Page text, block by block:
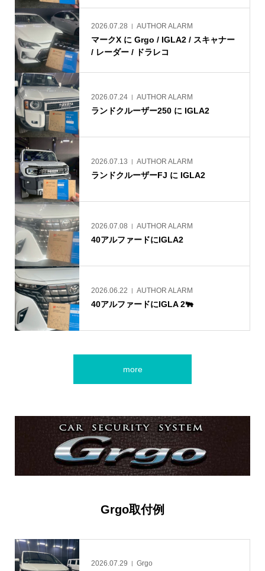
2026.07.28 AUTHOR ALARM
マークX に Grgo / IGLA2 / スキャナー
/ レーダー / ドラレコ
2026.07.24 AUTHOR ALARM
ランドクルーザー250 に IGLA2
2026.07.13 AUTHOR ALARM
ランドクルーザーFJ に IGLA2
2026.07.08 AUTHOR ALARM
40アルファードにIGLA2
2026.06.22 AUTHOR ALARM
40アルファードにIGLA 2🐃
more
Grgo取付例
2026.07.29 Grgo